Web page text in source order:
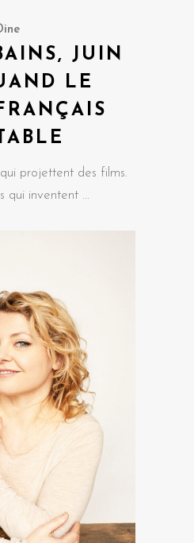
JUIN
LE
projettent des films.
qui inventent